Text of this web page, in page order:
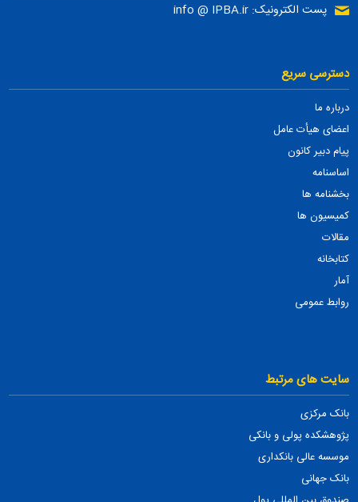
پست الکترونیک: info @ IPBA.ir
دسترسی سریع
درباره ما
اعضای هیأت عامل
پیام دبیر کانون
اساسنامه
بخشنامه ها
کمیسیون ها
مقالات
کتابخانه
آمار
روابط عمومی
سایت های مرتبط
بانک مرکزی
پژوهشکده پولی و بانکی
موسسه عالی بانکداری
بانک جهانی